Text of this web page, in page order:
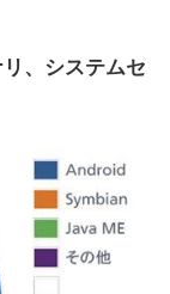
、システムセ